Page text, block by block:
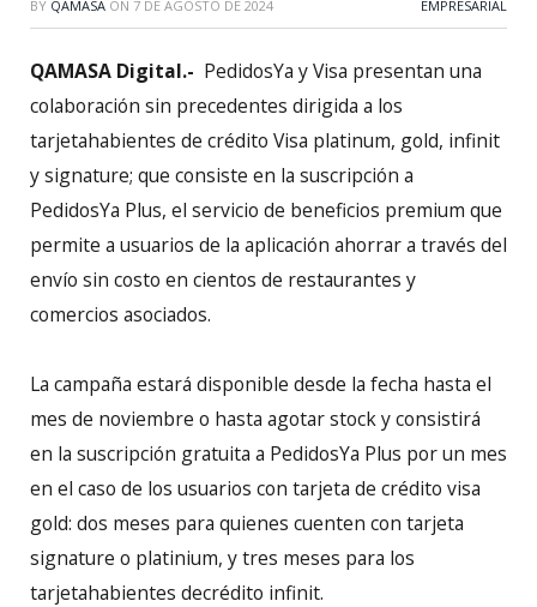
BY QAMASA ON 7 DE AGOSTO DE 2024 EMPRESARIAL
QAMASA Digital.- PedidosYa y Visa presentan una
colaboración sin precedentes dirigida a los
tarjetahabientes de crédito Visa platinum, gold, infinit
y signature; que consiste en la suscripción a
PedidosYa Plus, el servicio de beneficios premium que
permite a usuarios de la aplicación ahorrar a través del
envío sin costo en cientos de restaurantes y
comercios asociados.
La campaña estará disponible desde la fecha hasta el
mes de noviembre o hasta agotar stock y consistirá
en la suscripción gratuita a PedidosYa Plus por un mes
en el caso de los usuarios con tarjeta de crédito visa
gold: dos meses para quienes cuenten con tarjeta
signature o platinium, y tres meses para los
tarjetahabientes decrédito infinit.